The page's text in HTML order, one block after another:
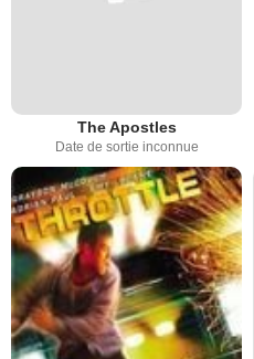
The Apostles
Date de sortie inconnue